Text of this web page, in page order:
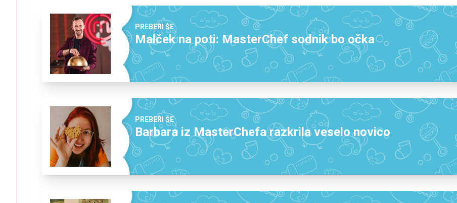
PREBERI ŠE
Malček na poti: MasterChef sodnik bo očka
PREBERI ŠE
Barbara iz MasterChefa razkrila veselo novico